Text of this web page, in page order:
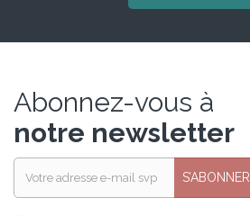
Abonnez-vous à
notre newsletter
S’ABONNER